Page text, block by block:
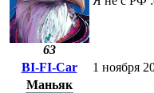
63
BI-FI-Car
1 ноября
Маньяк